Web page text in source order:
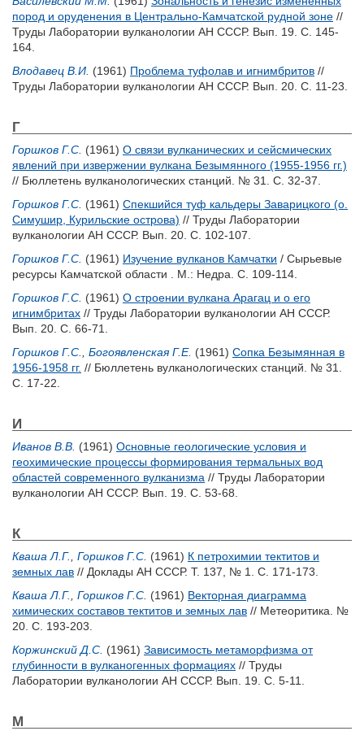
пород и оруденения в Центрально-Камчатской рудной зоне //
Труды Лаборатории вулканологии АН СССР. Вып. 19. С. 145-
164.
Влодавец В.И. (1961) Проблема туфолав и игнимбритов //
Труды Лаборатории вулканологии АН СССР. Вып. 20. С. 11-23.
Г
Горшков Г.С. (1961) О связи вулканических и сейсмических
явлений при извержении вулкана Безымянного (1955-1956 гг.)
// Бюллетень вулканологических станций. № 31. С. 32-37.
Горшков Г.С. (1961) Спекшийся туф кальдеры Заварицкого (о.
Симушир, Курильские острова) // Труды Лаборатории
вулканологии АН СССР. Вып. 20. С. 102-107.
Горшков Г.С. (1961) Изучение вулканов Камчатки / Сырьевые
ресурсы Камчатской области . М.: Недра. С. 109-114.
Горшков Г.С. (1961) О строении вулкана Арагац и о его
игнимбритах // Труды Лаборатории вулканологии АН СССР.
Вып. 20. С. 66-71.
Горшков Г.С.
Богоявленская Г.Е. (1961) Сопка Безымянная в
1956-1958 гг. // Бюллетень вулканологических станций. № 31.
С. 17-22.
И
Иванов В.В. (1961) Основные геологические условия и
геохимические процессы формирования термальных вод
областей современного вулканизма // Труды Лаборатории
вулканологии АН СССР. Вып. 19. С. 53-68.
К
Кваша Л.Г. Горшков Г.С. (1961) К петрохимии тектитов и
земных лав // Доклады АН СССР. Т. 137, № 1. С. 171-173.
Кваша Л.Г.
Горшков Г.С. (1961) Векторная диаграмма
химических составов тектитов и земных лав // Метеоритика. №
20. С. 193-203.
Коржинский Д.С. (1961) Зависимость метаморфизма от
глубинности в вулканогенных формациях // Труды
Лаборатории вулканологии АН СССР. Вып. 19. С. 5-11.
М